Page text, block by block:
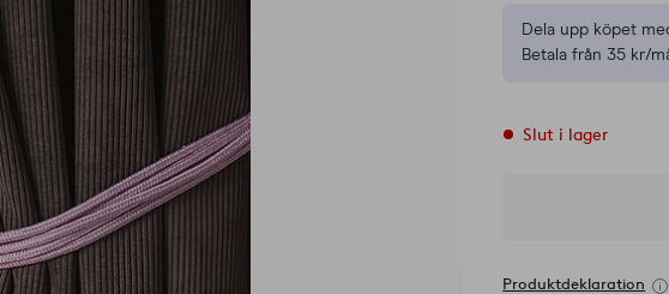
Dela upp köpet
Betala från 35 kr/
Slut i lager
Produktdeklaration